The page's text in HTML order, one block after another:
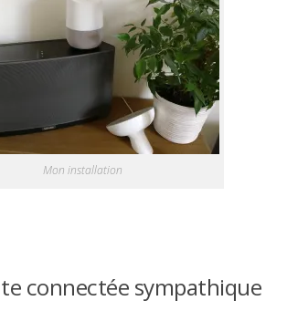
Mon installation
connectée sympathique